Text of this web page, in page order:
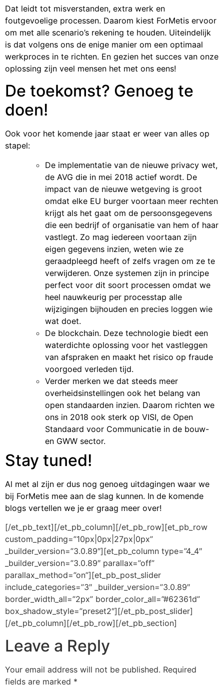
Dat leidt tot misverstanden, extra werk en
foutgevoelige processen. Daarom kiest ForMetis ervoor
om met alle scenario’s rekening te houden. Uiteindelijk
is dat volgens ons de enige manier om een optimaal
werkproces in te richten. En gezien het succes van onze
oplossing zijn veel mensen het met ons eens!
De toekomst? Genoeg te
doen!
Ook voor het komende jaar staat er weer van alles op
stapel:
De implementatie van de nieuwe privacy wet,
de AVG die in mei 2018 actief wordt. De
impact van de nieuwe wetgeving is groot
omdat elke EU burger voortaan meer rechten
krijgt als het gaat om de persoonsgegevens
die een bedrijf of organisatie van hem of haar
vastlegt. Zo mag iedereen voortaan zijn
eigen gegevens inzien, weten wie ze
geraadpleegd heeft of zelfs vragen om ze te
verwijderen. Onze systemen zijn in principe
perfect voor dit soort processen omdat we
heel nauwkeurig per processtap alle
wijzigingen bijhouden en precies loggen wie
wat doet.
De blockchain. Deze technologie biedt een
waterdichte oplossing voor het vastleggen
van afspraken en maakt het risico op fraude
voorgoed verleden tijd.
Verder merken we dat steeds meer
overheidsinstellingen ook het belang van
open standaarden inzien. Daarom richten we
ons in 2018 ook sterk op VISI, de Open
Standaard voor Communicatie in de bouw-
en GWW sector.
Stay tuned!
Al met al zijn er dus nog genoeg uitdagingen waar we
bij ForMetis mee aan de slag kunnen. In de komende
blogs vertellen we je er graag meer over!
[/et_pb_text][/et_pb_column][/et_pb_row][et_pb_row
custom_padding=”10px|0px|27px|0px”
_builder_version=”3.0.89″][et_pb_column type=”4_4″
_builder_version=”3.0.89″ parallax=”off”
parallax_method=”on”][et_pb_post_slider
include_categories=”3″ _builder_version=”3.0.89″
border_width_all=”2px” border_color_all=”#62361d”
box_shadow_style=”preset2″][/et_pb_post_slider]
[/et_pb_column][/et_pb_row][/et_pb_section]
Leave a Reply
Your email address will not be published. Required
fields are marked *